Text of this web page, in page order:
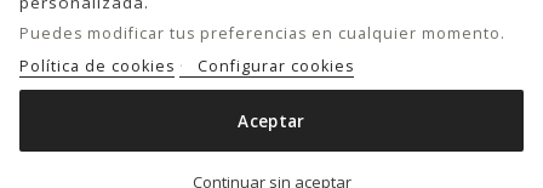
 Añadir al carrito
Puedes modificar tus preferencias en cualquier momento.
Política de cookies
Configurar cookies
Continuar sin aceptar
Aceptar
Inscrita en el Registro Mercantil de Barcelona, Tomo 33286, Libro 228637,
Folio 0083, Sección general, Inscripción 1ª